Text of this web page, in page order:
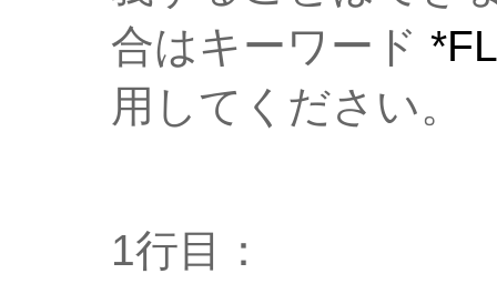
合はキーワード
用してください。
1行目：